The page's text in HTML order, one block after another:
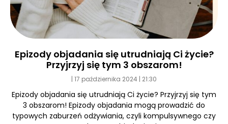
Epizody objadania się utrudniają Ci życie?
Przyjrzyj się tym 3 obszarom!
17 października 2024 21:30
Epizody objadania się utrudniają Ci życie? Przyjrzyj się tym
3 obszarom! Epizody objadania mogą prowadzić do
typowych zaburzeń odżywiania, czyli kompulsywnego czy